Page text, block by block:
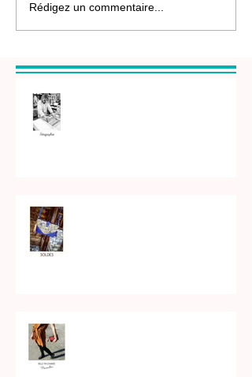
Rédigez un commentaire...